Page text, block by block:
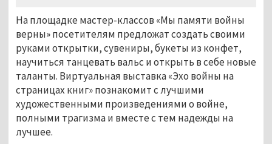
На площадке мастер-классов «Мы памяти войны
верны» посетителям предложат создать своими
руками открытки, сувениры, букеты из конфет,
научиться танцевать вальс и открыть в себе новые
таланты. Виртуальная выставка «Эхо войны на
страницах книг» познакомит с лучшими
художественными произведениями о войне,
полными трагизма и вместе с тем надежды на
лучшее.